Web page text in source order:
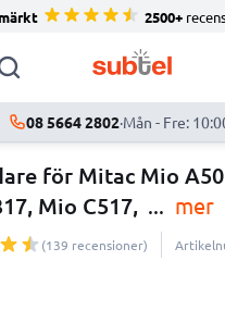
2500+
08 5664 2802·Mån - Fre:
för Mitac Mio
Mio C517, ... mer
(139 recensioner)